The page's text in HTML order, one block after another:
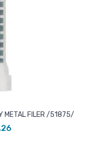
METAL FILER /51875/